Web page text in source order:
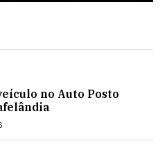
no Auto Posto